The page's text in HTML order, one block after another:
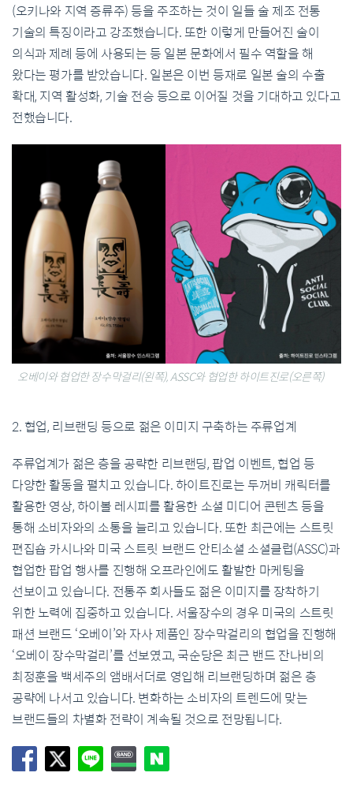
(오키나와 지역 증류주) 등을 주조하는 것이 일들 술 제조 전통
기술의 특징이라고 강조했습니다. 또한 이렇게 만들어진 술이
의식과 제례 등에 사용되는 등 일본 문화에서 필수 역할을 해
왔다는 평가를 받았습니다. 일본은 이번 등재로 일본 술의 수출
확대, 지역 활성화, 기술 전승 등으로 이어질 것을 기대하고 있다고
전했습니다.
오베이와 협업한 장수막걸리(왼쪽), ASSC와 협업한 하이트진로(오른쪽)
2. 협업, 리브랜딩 등으로 젊은 이미지 구축하는 주류업계
주류업계가 젊은 층을 공략한 리브랜딩, 팝업 이벤트, 협업 등
다양한 활동을 펼치고 있습니다. 하이트진로는 두꺼비 캐릭터를
활용한 영상, 하이볼 레시피를 활용한 소셜 미디어 콘텐츠 등을
통해 소비자와의 소통을 늘리고 있습니다. 또한 최근에는 스트릿
편집숍 카시나와 미국 스트릿 브랜드 안티소셜 소셜클럽(ASSC)과
협업한 팝업 행사를 진행해 오프라인에도 활발한 마케팅을
선보이고 있습니다. 전통주 회사들도 젊은 이미지를 장착하기
위한 노력에 집중하고 있습니다. 서울장수의 경우 미국의 스트릿
패션 브랜드 ‘오베이’와 자사 제품인 장수막걸리의 협업을 진행해
‘오베이 장수막걸리’를 선보였고, 국순당은 최근 밴드 잔나비의
최정훈을 백세주의 앰배서더로 영입해 리브랜딩하며 젊은 층
공략에 나서고 있습니다. 변화하는 소비자의 트렌드에 맞는
브랜드들의 차별화 전략이 계속될 것으로 전망됩니다.